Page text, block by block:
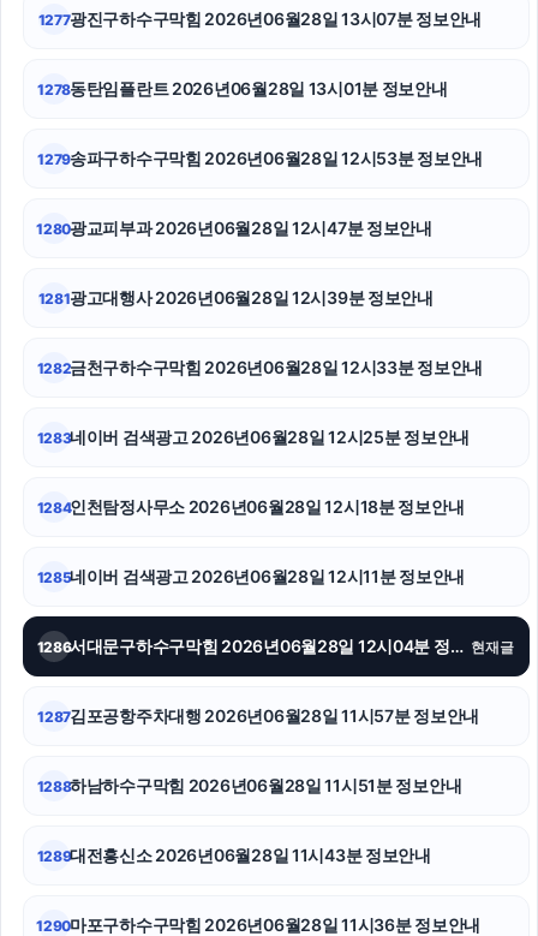
영등포하수구막힘
구리하수구막힘
노원하수구막힘
수원음주운전변호사
대구이혼전문변호사
용인이혼전문변호사
1277광진구하수구막힘 2026년06월28일 13시07분 정보안내
1278동탄임플란트 2026년06월28일 13시01분 정보안내
1279송파구하수구막힘 2026년06월28일 12시53분 정보안내
1280광교피부과 2026년06월28일 12시47분 정보안내
1281광고대행사 2026년06월28일 12시39분 정보안내
1282금천구하수구막힘 2026년06월28일 12시33분 정보안내
1283네이버 검색광고 2026년06월28일 12시25분 정보안내
1284인천탐정사무소 2026년06월28일 12시18분 정보안내
1285네이버 검색광고 2026년06월28일 12시11분 정보안내
1286 서대문구하수구막힘 2026년06월28일 12시04분 정보안내 현재글
1287김포공항주차대행 2026년06월28일 11시57분 정보안내
1288하남하수구막힘 2026년06월28일 11시51분 정보안내
1289대전흥신소 2026년06월28일 11시43분 정보안내
1290마포구하수구막힘 2026년06월28일 11시36분 정보안내